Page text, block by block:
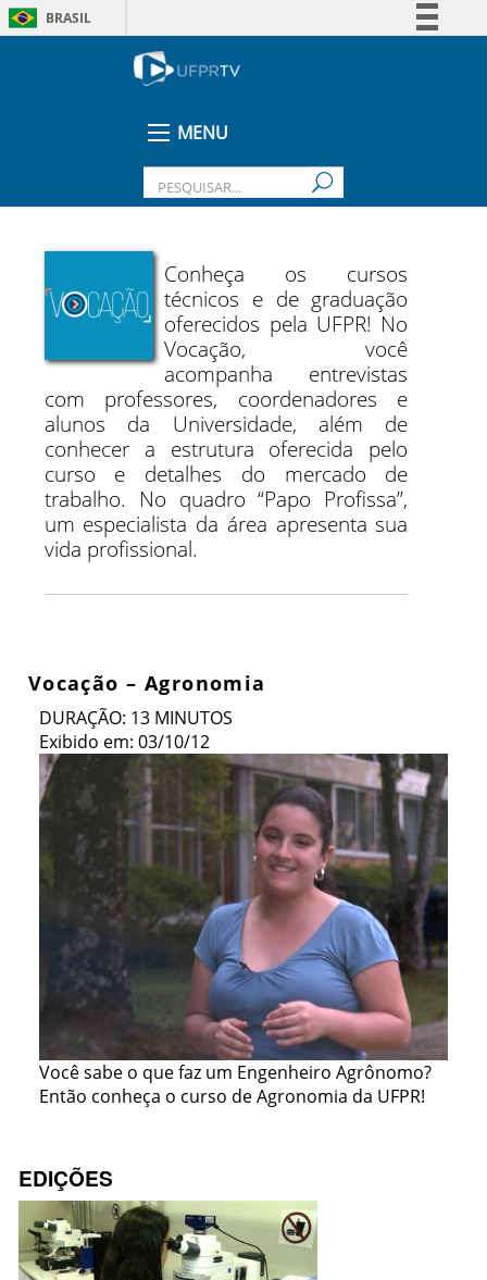
BRASIL
Legislação
MENU
Conheça os cursos
técnicos e de graduação
oferecidos pela UFPR! No
Vocação, você
acompanha entrevistas
com professores, coordenadores e
alunos da Universidade, além de
conhecer a estrutura oferecida pelo
curso e detalhes do mercado de
trabalho. No quadro “Papo Profissa”,
um especialista da área apresenta sua
vida profissional.
Vocação – Agronomia
DURAÇÃO: 13 MINUTOS
Exibido em: 03/10/12
Você sabe o que faz um Engenheiro Agrônomo?
Então conheça o curso de Agronomia da UFPR!
EDIÇÕES